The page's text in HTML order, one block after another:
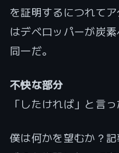
を証明するにつれて
はデベロッパーが炭
同一だ。
不快な部分
「したければ」と言
僕は何かを望むか？記